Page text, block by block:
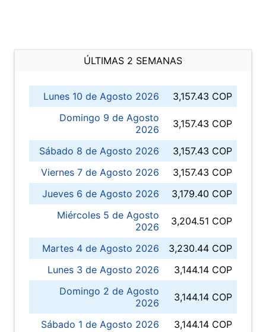
ÚLTIMAS 2 SEMANAS
Lunes 10 de Agosto 2026
3,157.43 COP
Domingo 9 de Agosto
2026
3,157.43 COP
Sábado 8 de Agosto 2026
3,157.43 COP
Viernes 7 de Agosto 2026
3,157.43 COP
Jueves 6 de Agosto 2026
3,179.40 COP
Miércoles 5 de Agosto
2026
3,204.51 COP
Martes 4 de Agosto 2026
3,230.44 COP
Lunes 3 de Agosto 2026
3,144.14 COP
Domingo 2 de Agosto
2026
3,144.14 COP
Sábado 1 de Agosto 2026 3,144.14 COP